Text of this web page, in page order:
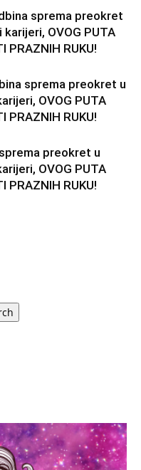
sprema preokret
karijeri, OVOG PUTA
PRAZNIH RUKU!
sprema preokret u
OVOG PUTA
PRAZNIH RUKU!
preokret u
OVOG PUTA
PRAZNIH RUKU!